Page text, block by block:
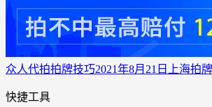
众人代拍拍牌技巧2021年8月21日上海拍
快捷工具